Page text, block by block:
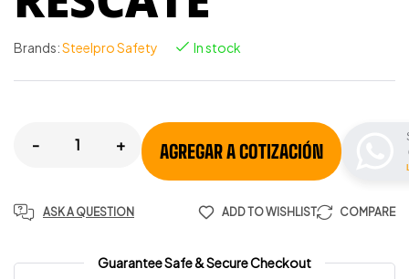
Brands:Steelpro Safety In stock
- + AGREGAR A COTIZACIÓN
ASK A QUESTION ADD TO WISHLIST COMPARE
Guarantee Safe & Secure Checkout